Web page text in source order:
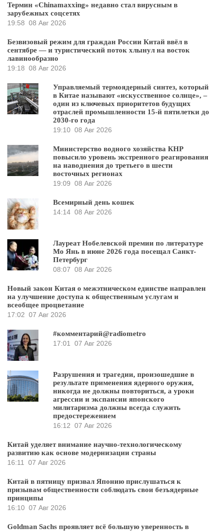
Термин «Chinamaxxing» недавно стал вирусным в
зарубежных соцсетях
19:58 08 Авг 2026
Безвизовый режим для граждан России Китай ввёл в
сентябре — и туристический поток хлынул на восток
лавинообразно
19:18 08 Авг 2026
Управляемый термоядерный синтез, который
в Китае называют «искусственное солнце», –
один из ключевых приоритетов будущих
отраслей промышленности 15-й пятилетки до
2030-го года
19:10 08 Авг 2026
Министерство водного хозяйства КНР
повысило уровень экстренного реагирования
на наводнения до третьего в шести
восточных регионах
19:09 08 Авг 2026
Всемирный день кошек
14:14 08 Авг 2026
Лауреат Нобелевской премии по литературе
Мо Янь в июне 2026 года посещал Санкт-
Петербург
08:07 08 Авг 2026
Новый закон Китая о межэтническом единстве направлен
на улучшение доступа к общественным услугам и
всеобщее процветание
17:02 07 Авг 2026
#комментарий@radiometro
17:01
07 Авг 2026
Разрушения и трагедии, произошедшие в
результате применения ядерного оружия,
никогда не должны повториться, а уроки
агрессии и экспансии японского
милитаризма должны всегда служить
предостережением
16:12 07 Авг 2026
Китай уделяет внимание научно-технологическому
развитию как основе модернизации страны
16:11
07 Авг 2026
Китай в пятницу призвал Японию прислушаться к
призывам общественности соблюдать свои безъядерные
принципы
16:10 07 Авг 2026
Goldman Sachs проявляет всё большую уверенность в